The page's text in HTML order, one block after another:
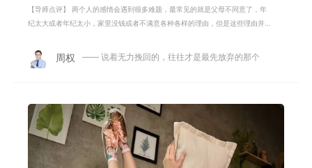
【导师点评】 两个人的感情会遇到很多难题，最常见的就是父母不同意了，年
纪太大或者年纪太小，家里没钱或者不满意各种各样的理由，但是这些理由并
周权 —— 说着无力挽回的，往往才是最先放弃的那个